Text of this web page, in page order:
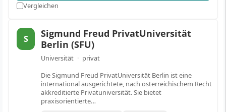
Vergleichen
S
Sigmund Freud PrivatUniversität
Berlin (SFU)
Universität · privat
Die Sigmund Freud PrivatUniversität Berlin ist eine
international ausgerichtete, nach österreichischem Recht
akkreditierte Privatuniversität. Sie bietet
praxisorientierte…